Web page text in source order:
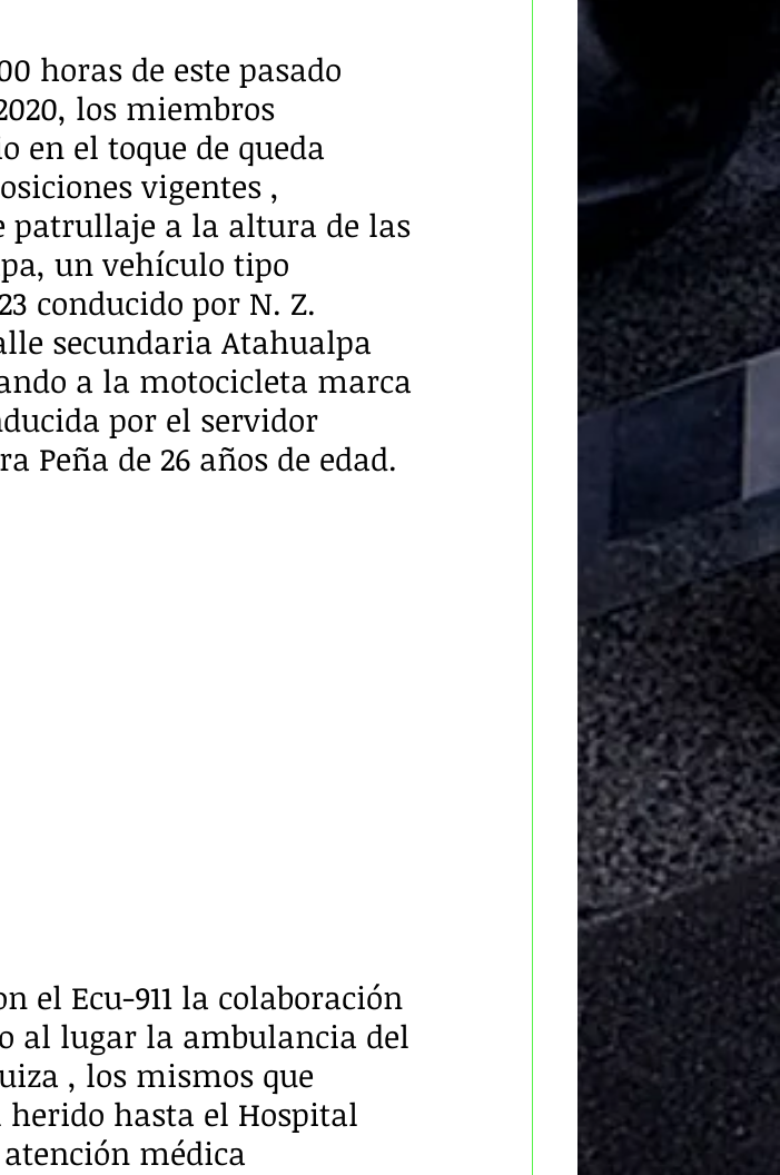
horas de este pasado
los miembros
en el toque de queda
vigentes ,
patrullaje a la altura de las
un vehículo tipo
conducido por N. Z.
secundaria Atahualpa
a la motocicleta marca
por el servidor
Peña de 26 años de edad.
el Ecu-911 la colaboración
al lugar la ambulancia del
, los mismos que
hasta el Hospital
médica